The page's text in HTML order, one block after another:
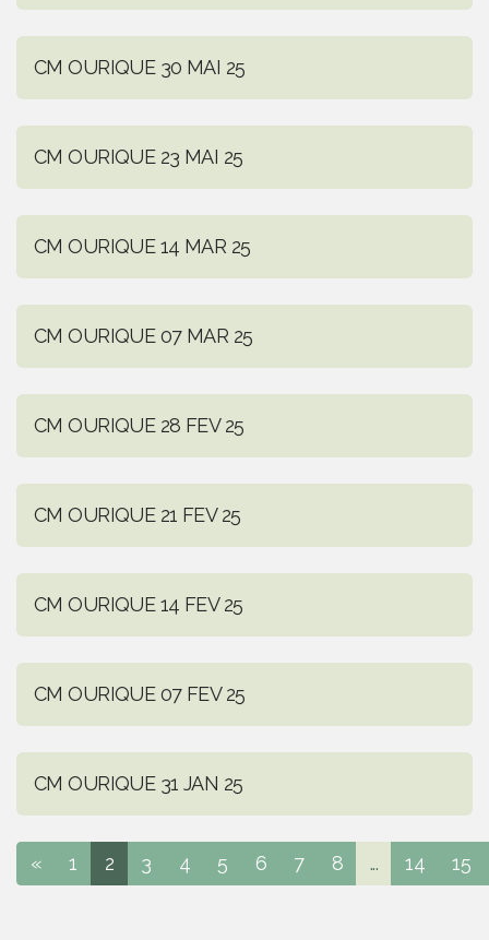
CM OURIQUE 30 MAI 25
CM OURIQUE 23 MAI 25
CM OURIQUE 14 MAR 25
CM OURIQUE 07 MAR 25
CM OURIQUE 28 FEV 25
CM OURIQUE 21 FEV 25
CM OURIQUE 14 FEV 25
CM OURIQUE 07 FEV 25
CM OURIQUE 31 JAN 25
« 1 2 3 4 5 6 7 8 ... 14 15